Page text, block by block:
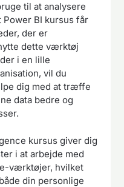
til at analysere
Power BI kursus får
der er
dette værktøj
i en lille
vil du
dig med at træffe
data bedre og
kursus giver dig
i at arbejde med
værktøjer, hvilket
din personlige